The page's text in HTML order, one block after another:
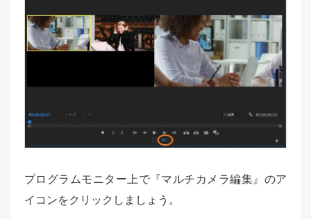
プログラムモニター上で『マルチカメラ編集』のア
イコンをクリックしましょう。